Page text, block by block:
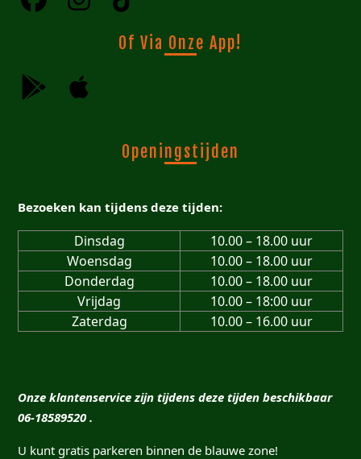
Of Via Onze App!
Openingstijden
Bezoeken kan tijdens deze tijden:
Dinsdag
10.00 – 18.00 uur
Woensdag
10.00 – 18.00 uur
Donderdag
10.00 – 18.00 uur
Vrijdag
10.00 – 18:00 uur
Zaterdag
10.00 – 16.00 uur
Onze klantenservice zijn tijdens deze tijden beschikbaar
06-18589520 .
U kunt gratis parkeren binnen de blauwe zone!